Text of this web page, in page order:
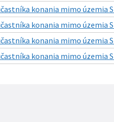
konania mimo územia
konania mimo územia
konania mimo územia
konania mimo územia